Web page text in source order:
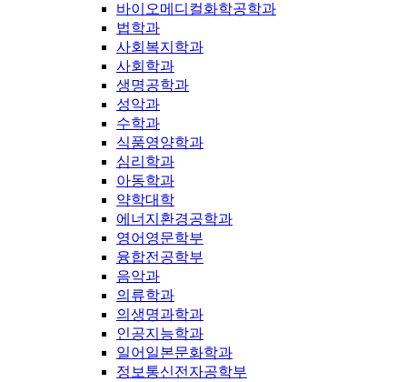
바이오메디컬화학공학과
법학과
사회복지학과
사회학과
생명공학과
성악과
수학과
식품영양학과
심리학과
아동학과
약학대학
에너지환경공학과
영어영문학부
융합전공학부
음악과
의류학과
의생명과학과
인공지능학과
일어일본문화학과
정보통신전자공학부